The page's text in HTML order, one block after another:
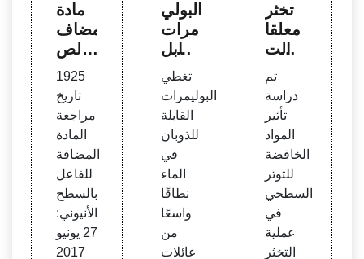
مادة
مضاف
ة لص
حيفة ب
يانات
سلامة
الفاع
ل بال
سطح
الأنيو
ني
1925
تاريخ
مراجعة
المادة
المضافة
للفاعل
بالسطح
الأنيوني:
27 يونيو
2017
البولي
مرات
القابل
ة للذو
بان ف
ي الم
اء - S
NF
تغطي
البوليمرات
القابلة
للذوبان
في
الماء
نطاقًا
واسعًا
من
عائلات
تخثر
معلقا
ت الت
ي تحت
وي عل
ى موا
د خاف
ضة لل
توتر ال
سطح
ي غير
أيونية
تم
دراسة
تأثير
المواد
الخافضة
للتوتر
السطحي
في
عملية
التخثر